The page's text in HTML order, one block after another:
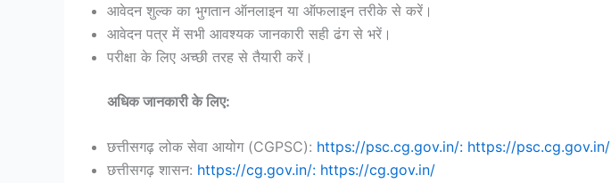
आवेदन शुल्क का भुगतान ऑनलाइन या ऑफलाइन तरीके से करें।
आवेदन पत्र में सभी आवश्यक जानकारी सही ढंग से भरें।
परीक्षा के लिए अच्छी तरह से तैयारी करें।
अधिक जानकारी के लिए:
छत्तीसगढ़ लोक सेवा आयोग (CGPSC): https://psc.cg.gov.in/: https://psc.cg.gov.in/
छत्तीसगढ़ शासन: https://cg.gov.in/: https://cg.gov.in/